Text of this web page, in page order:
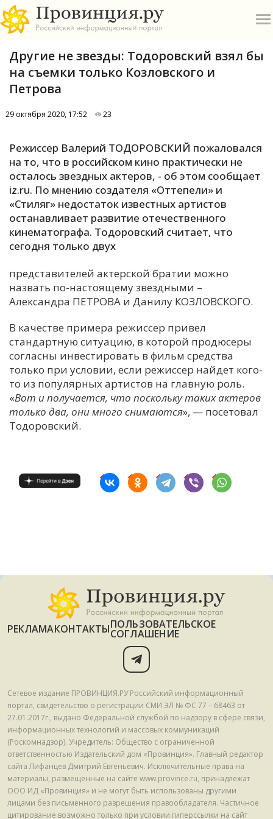
А
Б
В
Е
И
К
М
П
С
Т
У
Ч
Другие не звезды: Тодоровский взял бы
на съемки только Козловского и
Петрова
29 октября 2020, 17:52 23
Режиссер Валерий ТОДОРОВСКИЙ пожаловался
на то, что в российском кино практически не
осталось звездных актеров, - об этом сообщает
iz.ru. По мнению создателя «Оттепели» и
«Стиляг» недостаток известных артистов
останавливает развитие отечественного
кинематографа. Тодоровский считает, что
сегодня только двух
представителей актерской братии можно
назвать по-настоящему звездными –
Александра ПЕТРОВА и Данилу КОЗЛОВСКОГО.
В качестве примера режиссер привел
стандартную ситуацию, в которой продюсеры
согласны инвестировать в фильм средства
только при условии, если режиссер найдет кого-
то из популярных артистов на главную роль.
«Вот и получается, что поскольку таких актеров
только два, они много снимаются», — посетовал
Тодоровский.
РЕКЛАМАКОНТАКТЫПОЛЬЗОВАТЕЛЬСКОЕ
СОГЛАШЕНИЕ
Сетевое издание ПРОВИНЦИЯ.РУ Российский информационный
портал, свидетельство о регистрации СМИ ЭЛ № ФС 77 – 68463 от
27.01.2017г., выдано Федеральной службой по надзору в сфере связи,
информационных технологий и массовых коммуникаций
(Роскомнадзор). Учредитель: Общество с ограниченной
ответственностью Издательский дом «Провинция». Главный редактор
сайта Лифанцев Дмитрий Евгеньевич. Исключительные права на
материалы, размещенные на сайте www.province.ru, принадлежат
ООО ИД «Провинция» и не могут быть использованы другими
лицами без письменного разрешения правообладателя. Частичное
цитирование возможно только при условии гиперссылки на сайт